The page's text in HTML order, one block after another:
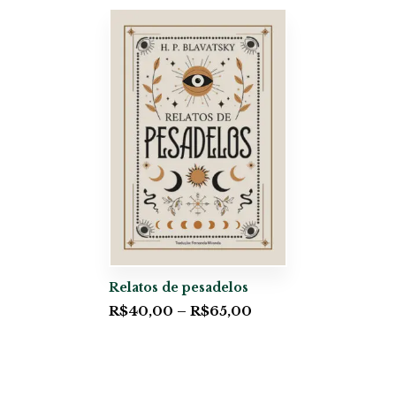
Relatos de pesadelos
R$40,00 – R$65,00